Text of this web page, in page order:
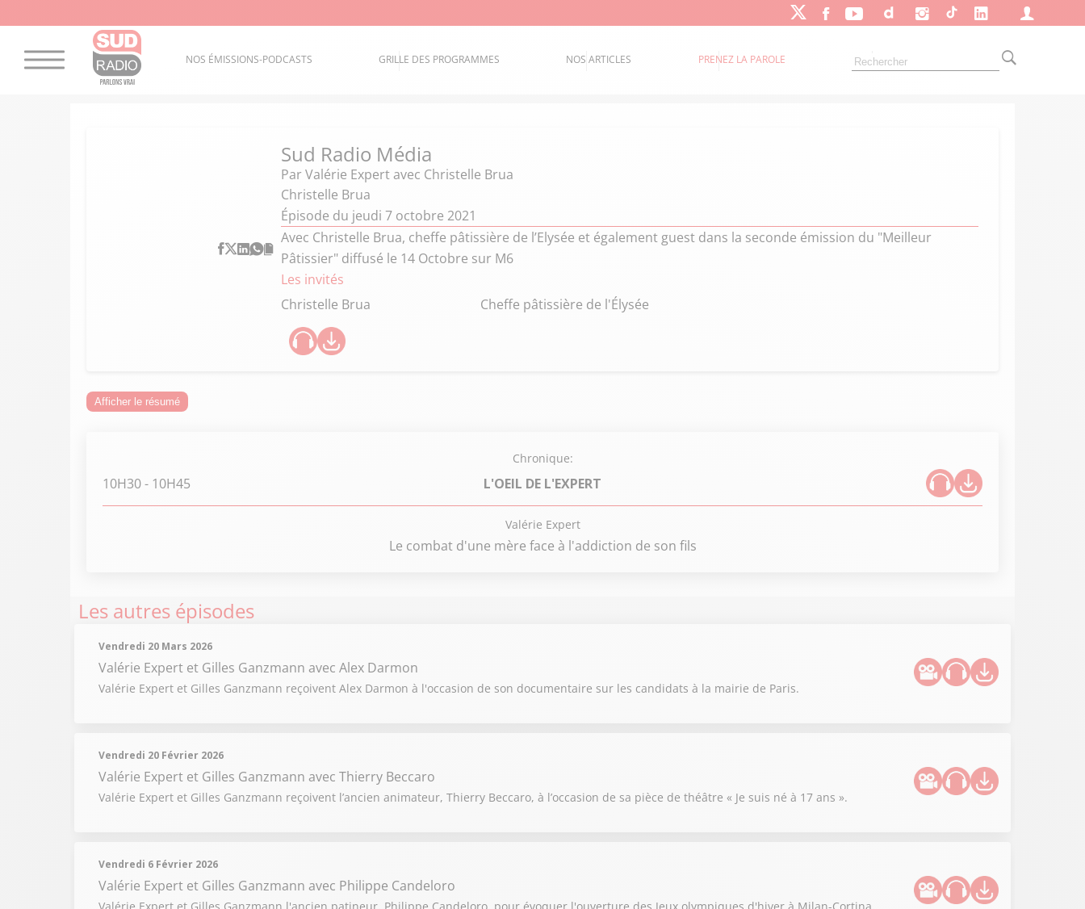
NOS ÉMISSIONS-PODCASTS GRILLE DES PROGRAMMES NOS ARTICLES PRENEZ LA PAROLE
Sud Radio Média
Par Valérie Expertavec Christelle Brua
Christelle Brua
Épisode du jeudi 7 octobre 2021
Avec Christelle Brua, cheffe pâtissière de l’Elysée et également guest dans la seconde émission du "Meilleur
Pâtissier" diffusé le 14 Octobre sur M6
Les invités
Christelle Brua
Cheffe pâtissière de l'Élysée
Afficher le résumé
Chronique:
10H30- 10H45 L'OEIL DE L'EXPERT
Valérie Expert
Le combat d'une mère face à l'addiction de son fils
Les autres épisodes
Vendredi 20 Mars 2026
Valérie Expert et Gilles Ganzmann avec Alex Darmon
Valérie Expert et Gilles Ganzmann reçoivent Alex Darmon à l'occasion de son documentaire sur les candidats à la mairie de Paris.
Vendredi 20 Février 2026
Valérie Expert et Gilles Ganzmann avec Thierry Beccaro
Valérie Expert et Gilles Ganzmann reçoivent l’ancien animateur, Thierry Beccaro, à l’occasion de sa pièce de théâtre « Je suis né à 17 ans ».
Vendredi 6 Février 2026
Valérie Expert et Gilles Ganzmann avec Philippe Candeloro